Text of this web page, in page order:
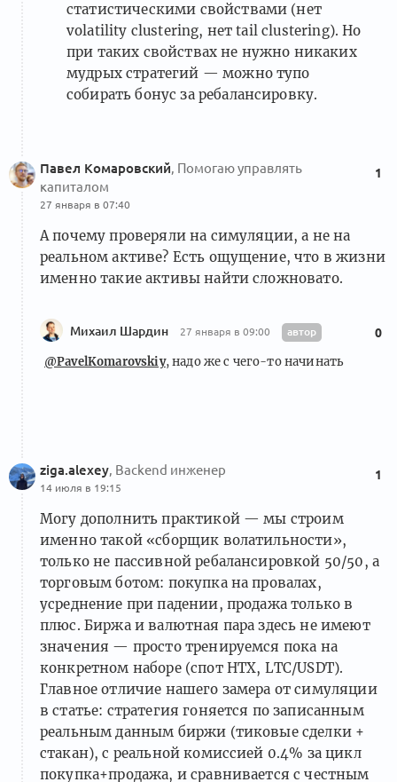
статистическими свойствами (нет
volatility clustering, нет tail clustering). Но
при таких свойствах не нужно никаких
мудрых стратегий — можно тупо
собирать бонус за ребалансировку.
Павел Комаровский, Помогаю управлять
капиталом
27 января в 07:40
1
А почему проверяли на симуляции, а не на
реальном активе? Есть ощущение, что в жизни
именно такие активы найти сложновато.
Михаил Шардин 27 января в 09:00 автор 0
@PavelKomarovskiy, надо же с чего-то начинать
ziga.alexey, Backend инженер
14 июля в 19:15
1
Могу дополнить практикой — мы строим
именно такой «сборщик волатильности»,
только не пассивной ребалансировкой 50/50, а
торговым ботом: покупка на провалах,
усреднение при падении, продажа только в
плюс. Биржа и валютная пара здесь не имеют
значения — просто тренируемся пока на
конкретном наборе (спот HTX, LTC/USDT).
Главное отличие нашего замера от симуляции
в статье: стратегия гоняется по записанным
реальным данным биржи (тиковые сделки +
стакан), с реальной комиссией 0.4% за цикл
покупка+продажа, и сравнивается с честным